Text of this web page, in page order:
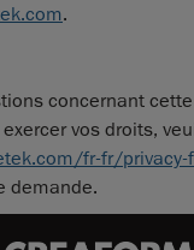
.
concernant
vos droits,
fr-fr/privacy-
demande.